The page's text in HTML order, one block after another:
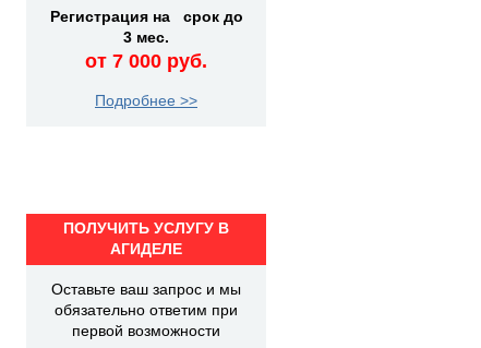
Регистрация на срок до
3 мес.
от 7 000 руб.
Подробнее >>
ПОЛУЧИТЬ УСЛУГУ В
АГИДЕЛЕ
Оставьте ваш запрос и мы
обязательно ответим при
первой возможности